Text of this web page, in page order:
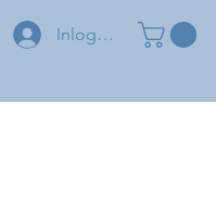
Inloggen